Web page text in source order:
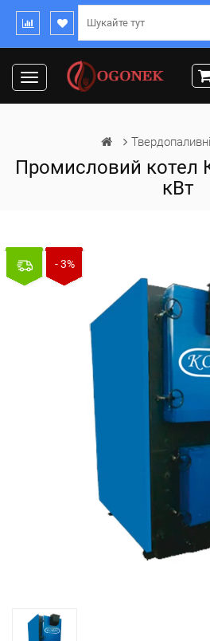
Toggle
navigation
Промисловий котел
кВт
- 3%